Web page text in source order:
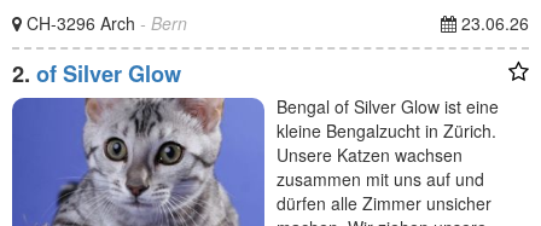
CH-3296 Arch - Bern 23.06.26
2. of Silver Glow
Bengal of Silver Glow ist eine
kleine Bengalzucht in Zürich.
Unsere Katzen wachsen
zusammen mit uns auf und
dürfen alle Zimmer unsicher